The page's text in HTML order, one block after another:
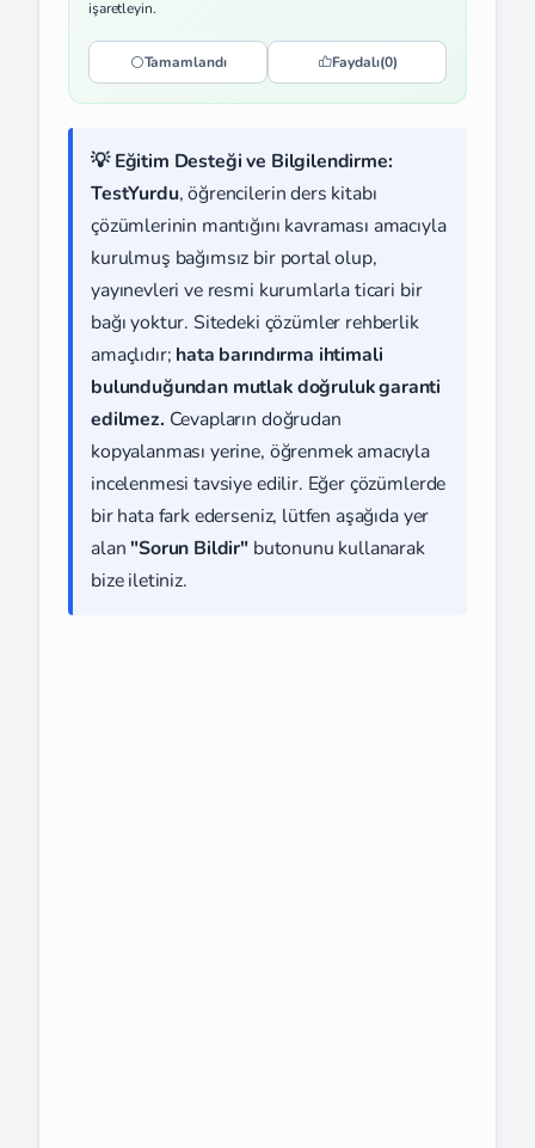
işaretleyin.
Tamamlandı Faydalı(0)
💡 Eğitim Desteği ve Bilgilendirme:
TestYurdu, öğrencilerin ders kitabı
çözümlerinin mantığını kavraması amacıyla
kurulmuş bağımsız bir portal olup,
yayınevleri ve resmi kurumlarla ticari bir
bağı yoktur. Sitedeki çözümler rehberlik
amaçlıdır; hata barındırma ihtimali
bulunduğundan mutlak doğruluk garanti
edilmez. Cevapların doğrudan
kopyalanması yerine, öğrenmek amacıyla
incelenmesi tavsiye edilir. Eğer çözümlerde
bir hata fark ederseniz, lütfen aşağıda yer
alan "Sorun Bildir" butonunu kullanarak
bize iletiniz.